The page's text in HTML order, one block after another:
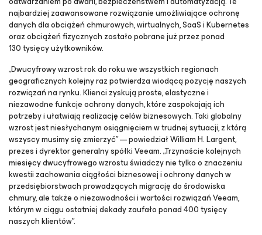
najbardziej zaawansowane rozwiązanie umożliwiające ochronę
danych dla obciążeń chmurowych, wirtualnych, SaaS i Kubernetes
oraz obciążeń fizycznych zostało pobrane już przez ponad
130 tysięcy użytkowników.
„Dwucyfrowy wzrost rok do roku we wszystkich regionach
geograficznych kolejny raz potwierdza wiodącą pozycję naszych
rozwiązań na rynku. Klienci zyskują proste, elastyczne i
niezawodne funkcje ochrony danych, które zaspokajają ich
potrzeby i ułatwiają realizację celów biznesowych. Taki globalny
wzrost jest niesłychanym osiągnięciem w trudnej sytuacji, z którą
wszyscy musimy się zmierzyć” — powiedział William H. Largent,
prezes i dyrektor generalny spółki Veeam. „Trzynaście kolejnych
miesięcy dwucyfrowego wzrostu świadczy nie tylko o znaczeniu
kwestii zachowania ciągłości biznesowej i ochrony danych w
przedsiębiorstwach prowadzących migrację do środowiska
chmury, ale także o niezawodności i wartości rozwiązań Veeam,
którym w ciągu ostatniej dekady zaufało ponad 400 tysięcy
naszych klientów”.